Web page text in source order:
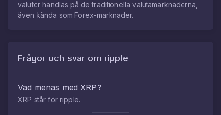
valutor handlas på de traditionella valutamarknaderna,
även kända som Forex-marknader.
Frågor och svar om ripple
Vad menas medXRP?
XRP står för ripple.